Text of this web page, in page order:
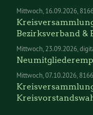
Mittwoch 16.09.2026
Bezirksverband &
Mittwoch 23.09.2026
Mittwoch 07.10.2026